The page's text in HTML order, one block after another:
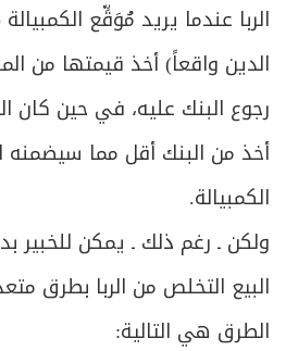
الربا عندما يريد مُوَقِّع
الدين واقعاً) أخذ قيمتها من
رجوع البنك عليه، في حين كان
أخذ من البنك أقل مما سيضمنه
الكمبيالة.
ولكن ـ رغم ذلك ـ يمكن للخبير
البيع التخلص من الربا بطرق
الطرق هي التالية: